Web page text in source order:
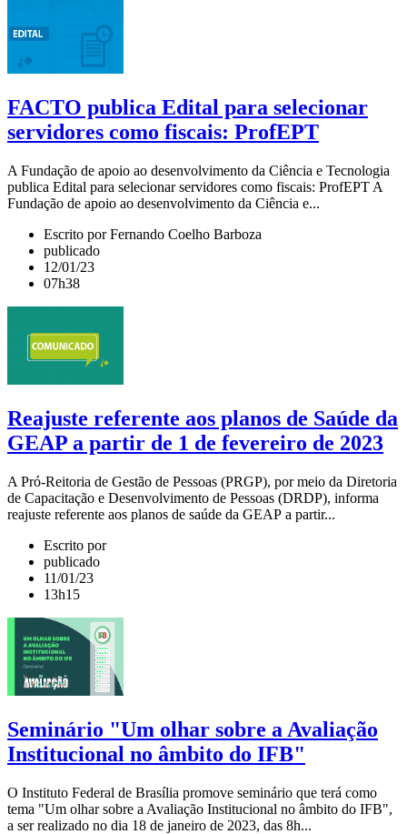
FACTO publica Edital para selecionar
servidores como fiscais: ProfEPT
A Fundação de apoio ao desenvolvimento da Ciência e Tecnologia
publica Edital para selecionar servidores como fiscais: ProfEPT A
Fundação de apoio ao desenvolvimento da Ciência e...
Escrito por Fernando Coelho Barboza
publicado
12/01/23
07h38
Reajuste referente aos planos de Saúde da
GEAP a partir de 1 de fevereiro de 2023
A Pró-Reitoria de Gestão de Pessoas (PRGP), por meio da Diretoria
de Capacitação e Desenvolvimento de Pessoas (DRDP), informa
reajuste referente aos planos de saúde da GEAP a partir...
Escrito por
publicado
11/01/23
13h15
Seminário "Um olhar sobre a Avaliação
Institucional no âmbito do IFB"
O Instituto Federal de Brasília promove seminário que terá como
tema "Um olhar sobre a Avaliação Institucional no âmbito do IFB",
a ser realizado no dia 18 de janeiro de 2023, das 8h...